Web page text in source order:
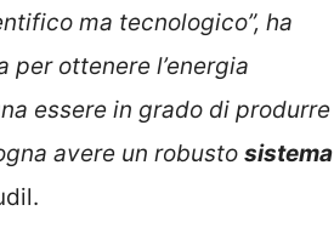
ma tecnologico”, ha
per ottenere l’energia
essere in grado di produrre
avere un robusto sistema